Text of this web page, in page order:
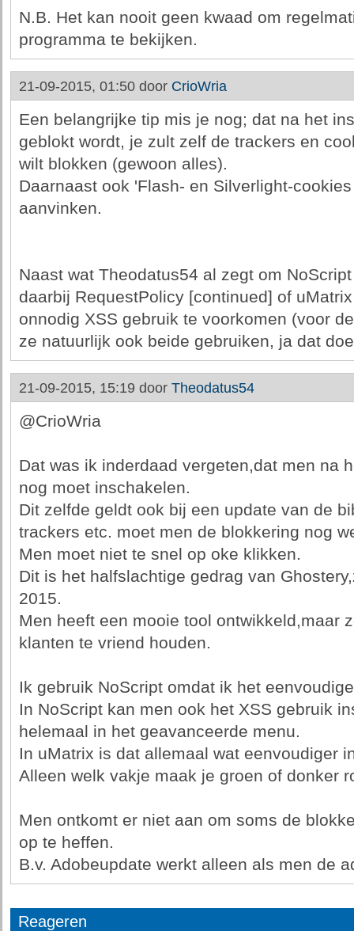
N.B. Het kan nooit geen kwaad om
programma te bekijken.
21-09-2015, 01:50 door CrioWria
Een belangrijke tip mis je nog; dat na het
geblokt wordt, je zult zelf de trackers en
wilt blokken (gewoon alles).
Daarnaast ook 'Flash- en Silverlight-
aanvinken.
Naast wat Theodatus54 al zegt om
daarbij RequestPolicy [continued] of
onnodig XSS gebruik te voorkomen (voor
ze natuurlijk ook beide gebruiken, ja dat
21-09-2015, 15:19 door Theodatus54
@CrioWria
Dat was ik inderdaad vergeten,dat men na
nog moet inschakelen.
Dit zelfde geldt ook bij een update van de
trackers etc. moet men de blokkering nog
Men moet niet te snel op oke klikken.
Dit is het halfslachtige gedrag van
2015.
Men heeft een mooie tool ontwikkeld,maar
klanten te vriend houden.
Ik gebruik NoScript omdat ik het
In NoScript kan men ook het XSS gebruik
helemaal in het geavanceerde menu.
In uMatrix is dat allemaal wat eenvoudiger
Alleen welk vakje maak je groen of donker
Men ontkomt er niet aan om soms de
op te heffen.
B.v. Adobeupdate werkt alleen als men de
Reageren